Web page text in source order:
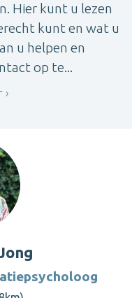
Hier kunt u lezen
kunt en wat u
u helpen en
op te...